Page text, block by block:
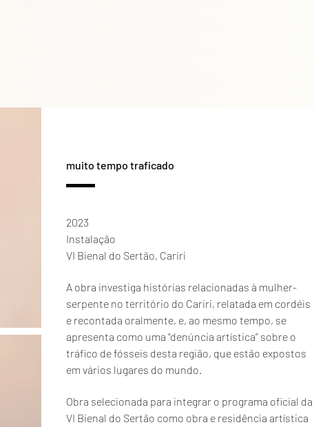
muito tempo traficado
2023
Instalação
VI Bienal do Sertão, Cariri
A obra investiga histórias relacionadas à mulher-
serpente no território do Cariri, relatada em cordéis
e recontada oralmente, e, ao mesmo tempo, se
apresenta como uma “denúncia artística” sobre o
tráfico de fósseis desta região, que estão expostos
em vários lugares do mundo.
Obra selecionada para integrar o programa oficial da
VI Bienal do Sertão como obra e residência artística